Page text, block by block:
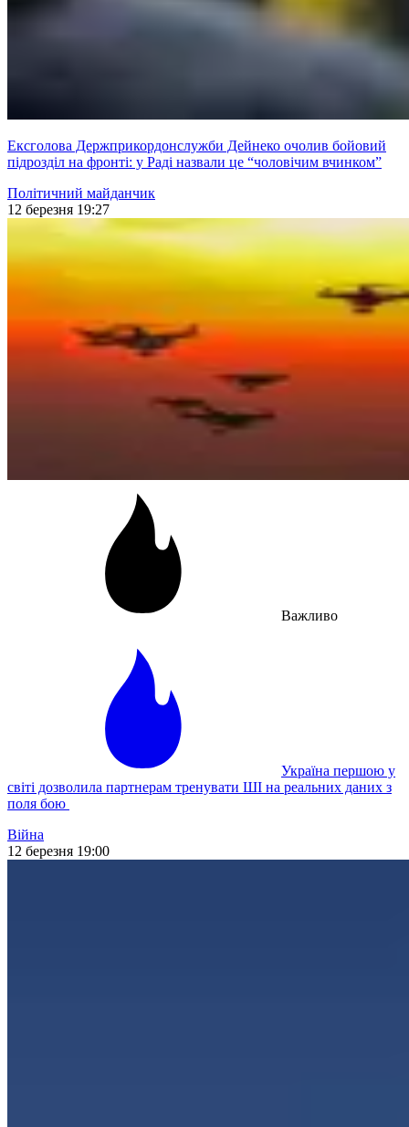
Ексголова Держприкордонслужби Дейнеко очолив бойовий
підрозділ на фронті: у Раді назвали це “чоловічим вчинком”
Політичний майданчик
12 березня 19:27
Важливо
Україна першою у
світі дозволила партнерам тренувати ШІ на реальних даних з
поля бою
Війна
12 березня 19:00